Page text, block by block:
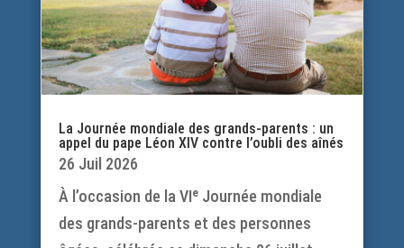
La Journée mondiale des grands-parents : un
appel du pape Léon XIV contre l’oubli des aînés
26 Juil 2026
À l’occasion de la VIᵉ Journée mondiale
des grands-parents et des personnes